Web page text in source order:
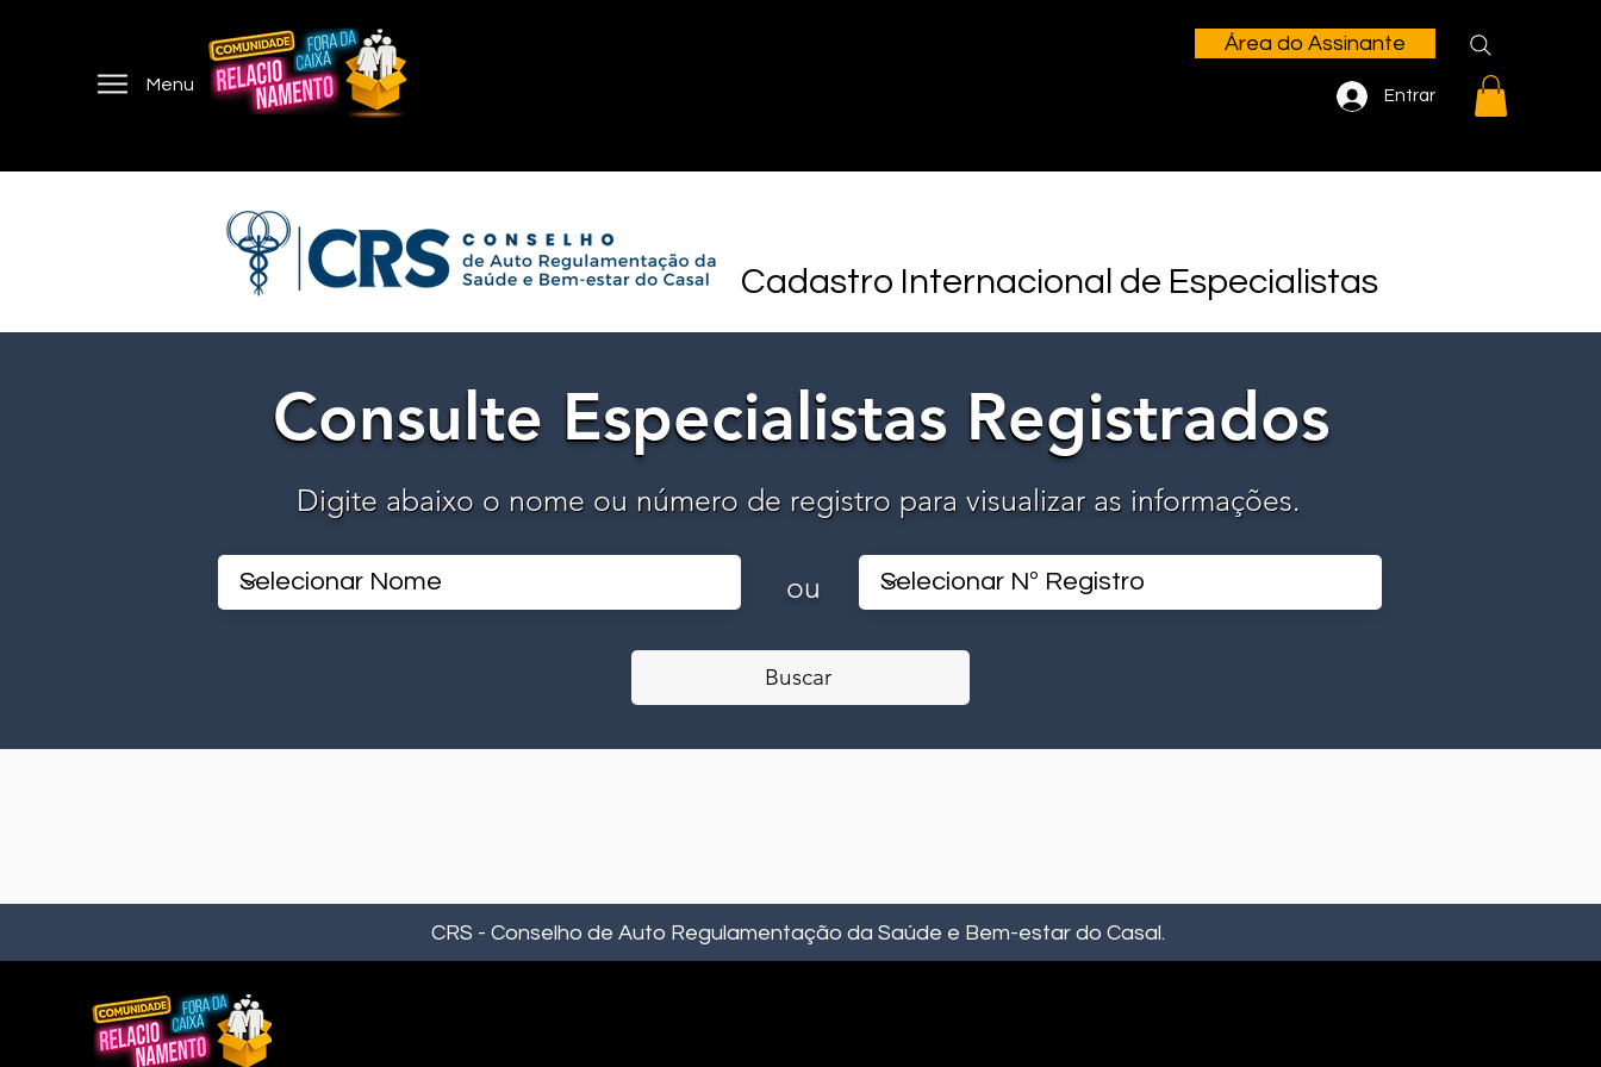
Menu
Área do Assinante
Entrar
Cadastro Internacional de Especialistas
Consulte Especialistas Registrados
Consulte Especialistas Registrados
Digite abaixo o nome ou número de registro para visualizar as informações.
Digite abaixo o nome ou número de registro para visualizar as informações.
ou
Buscar
CRS - Conselho de Auto Regulamentação da Saúde e Bem-estar do Casal.